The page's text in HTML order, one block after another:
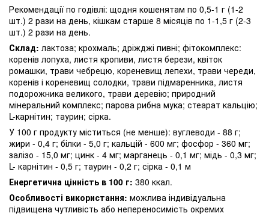
Рекомендації по годівлі: щодня кошенятам по 0,5-1 г (1-2
шт.) 2 рази на день, кішкам старше 8 місяців по 1-1,5 г (2-3
шт.) 2 рази на день.
Склад: лактоза; крохмаль; дріжджі пивні; фітокомплекс:
коренів лопуха, листя кропиви, листя берези, квіток
ромашки, трави чебрецю, кореневищ лепехи, трави череди,
коренів і кореневищ солодки, трави підмаренника, листя
подорожника великого, трави деревію; природний
мінеральний комплекс; парова рибна мука; стеарат кальцію;
L-карнітин; таурин; сірка.
У 100 г продукту міститься (не менше): вуглеводи - 88 г;
жири - 0,4 г; білки - 5,0 г; кальцій - 600 мг; фосфор - 360 мг;
залізо - 15,0 мг; цинк - 4 мг; марганець - 0,1 мг; мідь - 0,3 мг;
L- карнітин - 0,5 г; таурин - 0,2 г; сірка - 0,1 м
Енергетична цінність в 100 г: 380 ккал.
Особливості використання: можлива індивідуальна
підвищена чутливість або непереносимість окремих